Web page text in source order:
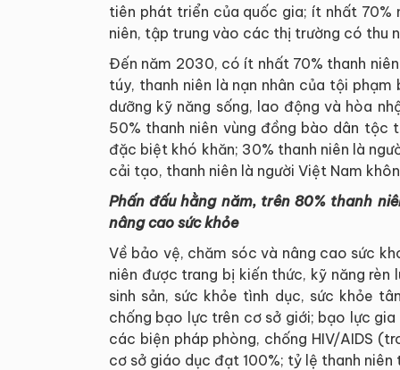
tiên phát triển của quốc gia; ít nhất
niên, tập trung vào các thị trường có thu
Đến năm 2030, có ít nhất 70% thanh
túy, thanh niên là nạn nhân của tội
dưỡng kỹ năng sống, lao động và hòa
50% thanh niên vùng đồng bào dân tộc
đặc biệt khó khăn; 30% thanh niên là
cải tạo, thanh niên là người Việt Nam
Phấn đấu hằng năm, trên 80% thanh
nâng cao sức khỏe
Về bảo vệ, chăm sóc và nâng cao sức
niên được trang bị kiến thức, kỹ năng
sinh sản, sức khỏe tình dục, sức khỏe
chống bạo lực trên cơ sở giới; bạo lực
các biện pháp phòng, chống HIV/AIDS
cơ sở giáo dục đạt 100%; tỷ lệ thanh